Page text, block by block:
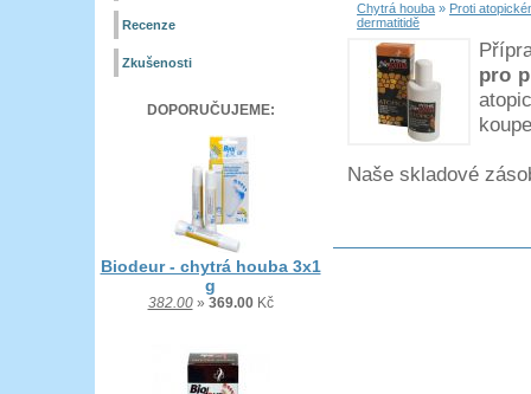
Recenze
Zkušenosti
DOPORUČUJEME:
Biodeur - chytrá houba 3x1
g
382.00» 369.00Kč
Chytrá houba » Proti
dermatitidě
pro
Naše skladové